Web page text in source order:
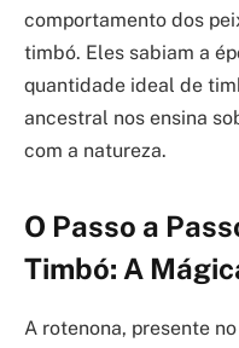
comportamento dos
timbó. Eles sabiam a
quantidade ideal de
ancestral nos ensina
com a natureza.
O Passo a
Timbó: A
A rotenona, presente